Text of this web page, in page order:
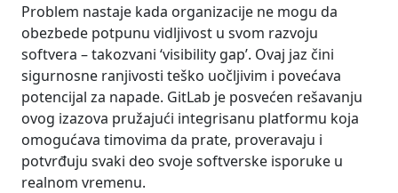
Problem nastaje kada organizacije ne mogu da
obezbede potpunu vidljivost u svom razvoju
softvera – takozvani ‘visibility gap’. Ovaj jaz čini
sigurnosne ranjivosti teško uočljivim i povećava
potencijal za napade. GitLab je posvećen rešavanju
ovog izazova pružajući integrisanu platformu koja
omogućava timovima da prate, proveravaju i
potvrđuju svaki deo svoje softverske isporuke u
realnom vremenu.